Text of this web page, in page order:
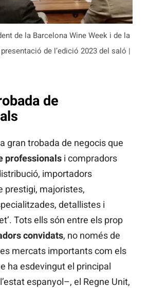
de la Barcelona Wine Week i de la
presentació de l’edició 2023 del saló |
de
gran trobada de negocis que
professionals i compradors
importadors
prestigi, majoristes,
detallistes i
Tots ells són entre els prop
convidats, no només de
mercats importants com els
ha esdevingut el principal
espanyol–, el Regne Unit,